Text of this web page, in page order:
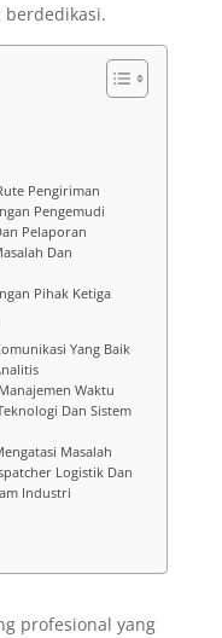
Pengiriman
Pengemudi
Pelaporan
Dan
Pihak Ketiga
Yang Baik
Waktu
Dan Sistem
Masalah
Logistik Dan
Industri
profesional yang